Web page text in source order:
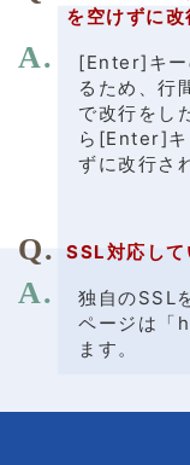
を空けずに
[Enter]キー
るため、行
で改行をし
ら[Enter]キ
ずに改行さ
SSL対応して
独自のSSL
ページは「
ます。